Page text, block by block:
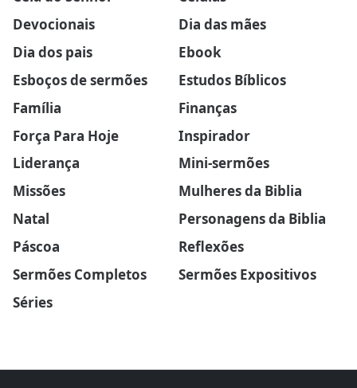
Devocionais
Dia das mães
Dia dos pais
Ebook
Esboços de sermões
Estudos Bíblicos
Família
Finanças
Força Para Hoje
Inspirador
Liderança
Mini-sermões
Missões
Mulheres da Biblia
Natal
Personagens da Biblia
Páscoa
Reflexões
Sermões Completos
Sermões Expositivos
Séries